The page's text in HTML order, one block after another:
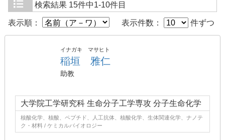
検索結果 15件中1-10件目
表示順： 表示件数： 件ずつ
イナガキ マサヒト
稲垣 雅仁
助教
大学院工学研究科 生命分子工学専攻 分子生命化学
核酸化学、核酸、ペプチド、人工抗体、核酸化学、生体関連化学、ナノテ
ク・材料 / ケミカルバイオロジー